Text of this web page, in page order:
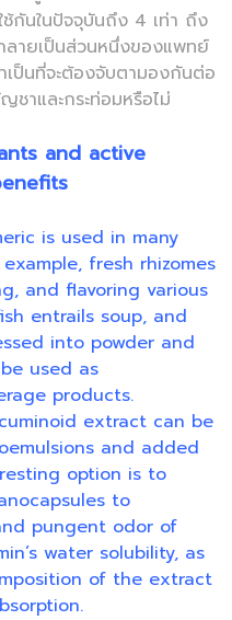
ช้กันในปัจจุบันถึง 4 เท่า ถึง
ลายเป็นส่วนหนึ่งของแพทย์
เป็นที่จะต้องจับตามองกันต่อ
ชาและกระท่อมหรือไม่
and active
is used in many
fresh rhizomes
and flavoring various
entrails soup, and
into powder and
used as
products.
extract can be
and added
option is to
to
pungent odor of
water solubility, as
of the extract